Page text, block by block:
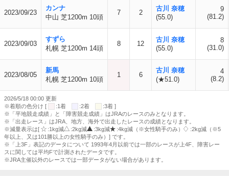
2023/09/23
カンナ
中山 芝1200m 10頭
7 2
古川 奈穂
(55.0)
9
(81.2)
2023/09/03
すずら
札幌 芝1200m 14頭
8 12
古川 奈穂
(55.0)
8
(31.0)
2023/08/05
新馬
札幌 芝1200m 10頭
1 6
古川 奈穂
(★51.0)
4
(8.2)
2026/5/18 00:00 更新
※着順の色分け [
:1着 :2着
:3着 ]
※「平地競走成績」と「障害競走成績」はJRAのレースのみとなります。
※「出走レース」はJRA、地方、海外で出走したレースの成績となります。
※減量表示は[
:1kg減 :2kg減 :3kg減 :4kg減（※女性騎手のみ）
:2kg減（※5
年以上、又は101勝以上の女性騎手のみ）] です。
※「上3F」表記のデータについて 1993年4月以前では一部のレースが上4F、障害レー
スに関しては平均Fで計測されたデータです。
※JRA主催以外のレースでは一部データがない場合があります。